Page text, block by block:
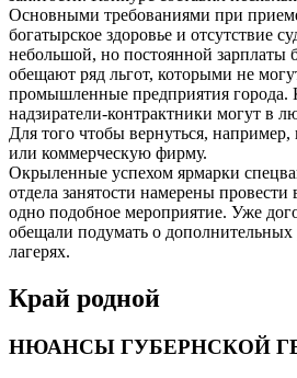
Основными требованиями при
богатырское здоровье и отсутствие
небольшой, но постоянной зарплаты
обещают ряд льгот, которыми не
промышленные предприятия города.
надзиратели-контрактники могут в
Для того чтобы вернуться,
или коммерческую фирму.
Окрыленные успехом ярмарки
отдела занятости намерены
одно подобное мероприятие. Уже
обещали подумать о дополнительных
лагерях.
Край родной
НЮАНСЫ ГУБЕРНСКОЙ